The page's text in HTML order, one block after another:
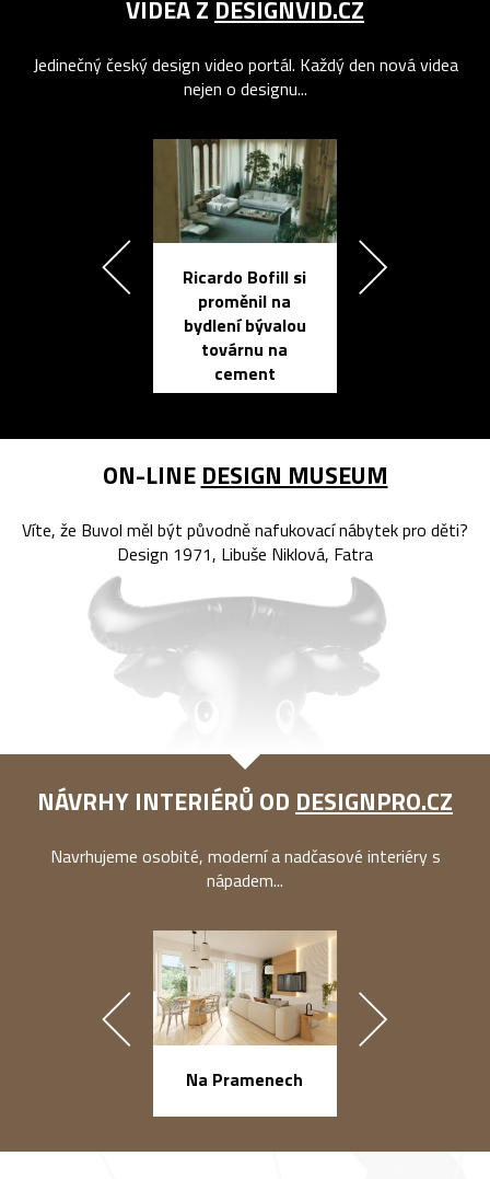
VIDEA Z DESIGNVID.CZ
Jedinečný český design video portál. Každý den nová videa
nejen o designu...
Ricardo Bofill si
proměnil na
bydlení bývalou
továrnu na
cement
ON-LINE DESIGN MUSEUM
Víte, že Buvol měl být původně nafukovací nábytek pro děti?
Design 1971, Libuše Niklová, Fatra
NÁVRHY INTERIÉRŮ OD DESIGNPRO.CZ
Navrhujeme osobité, moderní a nadčasové interiéry s
nápadem...
Na Pramenech